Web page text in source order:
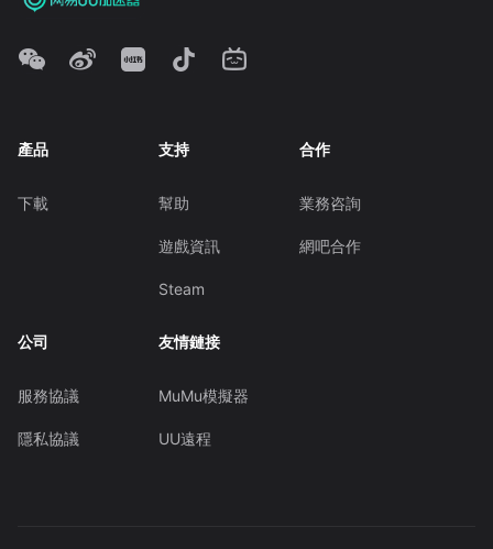
產品
下載
支持
幫助
遊戲資訊
Steam
合作
業務咨詢
網吧合作
公司
服務協議
隱私協議
友情鏈接
MuMu模擬器
UU遠程